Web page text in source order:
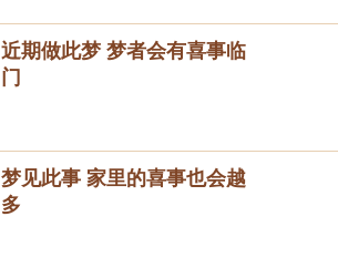
近期做此梦 梦者会有喜事临
门
梦见此事 家里的喜事也会越
多